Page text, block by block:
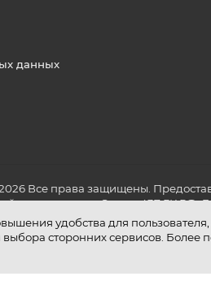
удобства для
выбора сторонних сервисов.
данных
Все права защищены.
положениями Статьи 437 ГК РФ.